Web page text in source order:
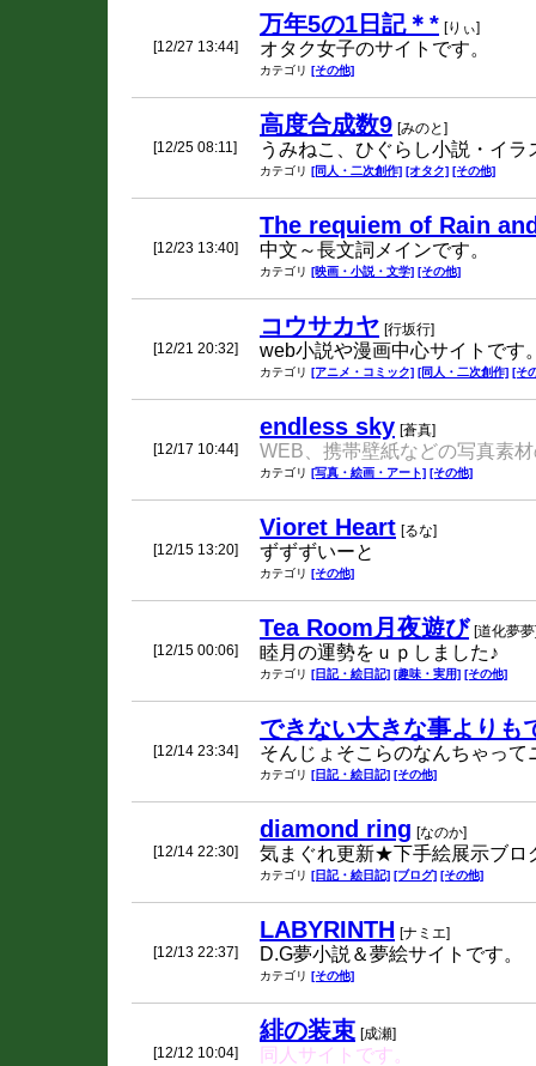
[12/27 13:44]
万年5の1日記＊* [りぃ]
オタク女子のサイトです。
カテゴリ [その他]
[12/25 08:11]
高度合成数9 [みのと]
うみねこ、ひぐらし小説・イラ
カテゴリ [同人・二次創作] [オタク] [その他]
[12/23 13:40]
The requiem of Rain
中文～長文詞メインです。
カテゴリ [映画・小説・文学] [その他]
[12/21 20:32]
コウサカヤ [行坂行]
web小説や漫画中心サイトです
カテゴリ [アニメ・コミック] [同人・二次創作] [そ
[12/17 10:44]
endless sky [蒼真]
WEB、携帯壁紙などの写真素
カテゴリ [写真・絵画・アート] [その他]
[12/15 13:20]
Vioret Heart [るな]
ずずずいーと
カテゴリ [その他]
[12/15 00:06]
Tea Room月夜遊び [道化夢
睦月の運勢をｕｐしました♪
カテゴリ [日記・絵日記] [趣味・実用] [その他]
[12/14 23:34]
できない大きな事よりも
そんじょそこらのなんちゃっ
カテゴリ [日記・絵日記] [その他]
[12/14 22:30]
diamond ring [なのか]
気まぐれ更新★下手絵展示ブロ
カテゴリ [日記・絵日記] [ブログ] [その他]
[12/13 22:37]
LABYRINTH [ナミエ]
D.G夢小説＆夢絵サイトです。
カテゴリ [その他]
[12/12 10:04]
緋の装束 [成瀬]
同人サイトです。